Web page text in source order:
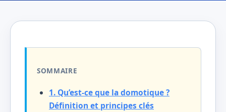
SOMMAIRE
1. Qu’est-ce que la domotique ?
Définition et principes clés